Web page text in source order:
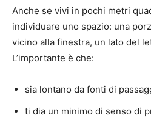
Anche se vivi in pochi metri
individuare uno spazio: una
vicino alla finestra, un lato del
L’importante è che:
sia lontano da fonti di
ti dia un minimo di senso di